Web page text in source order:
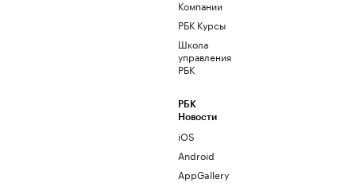
Компании
РБК Курсы
Школа
управления
РБК
РБК
Новости
iOS
Android
AppGallery